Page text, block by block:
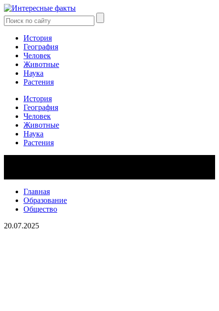
История
География
Человек
Животные
Наука
Растения
История
География
Человек
Животные
Наука
Растения
Главная
Образование
Общество
20.07.2025